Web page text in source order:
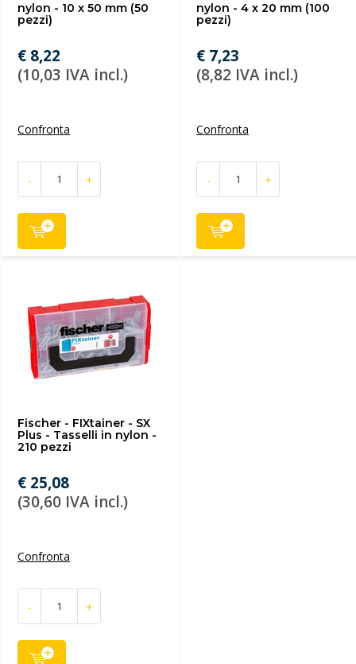
nylon - 10 x 50 mm (50
pezzi)
€ 8,22
(10,03 IVA incl.)
Confronta
- +
nylon - 4 x 20 mm (100
pezzi)
€ 7,23
(8,82 IVA incl.)
Confronta
- +
Fischer - FIXtainer - SX
Plus - Tasselli in nylon -
210 pezzi
€ 25,08
(30,60 IVA incl.)
Confronta
- +